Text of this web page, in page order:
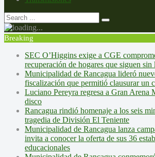
Breaking
SEC O’Higgins exige a CGE
recuperación de hogares que siguen sin
Municipalidad de Rancagua lideró
fiscalización que permitió clausurar un
Luciano Pereyra regresa a Gran Arena
disco
Rancagua rindió homenaje a los seis
tragedia de División El Teniente
Municipalidad de Rancagua lanza
invita a conocer la oferta de sus 36
educacionales